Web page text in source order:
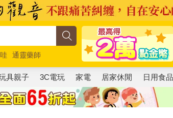
通靈藥師
具親子 3C電玩 家電 居家休閒 日用食品